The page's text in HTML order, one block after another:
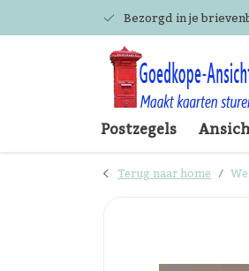
Bezorgd in je
Postzegels
Terug naar home